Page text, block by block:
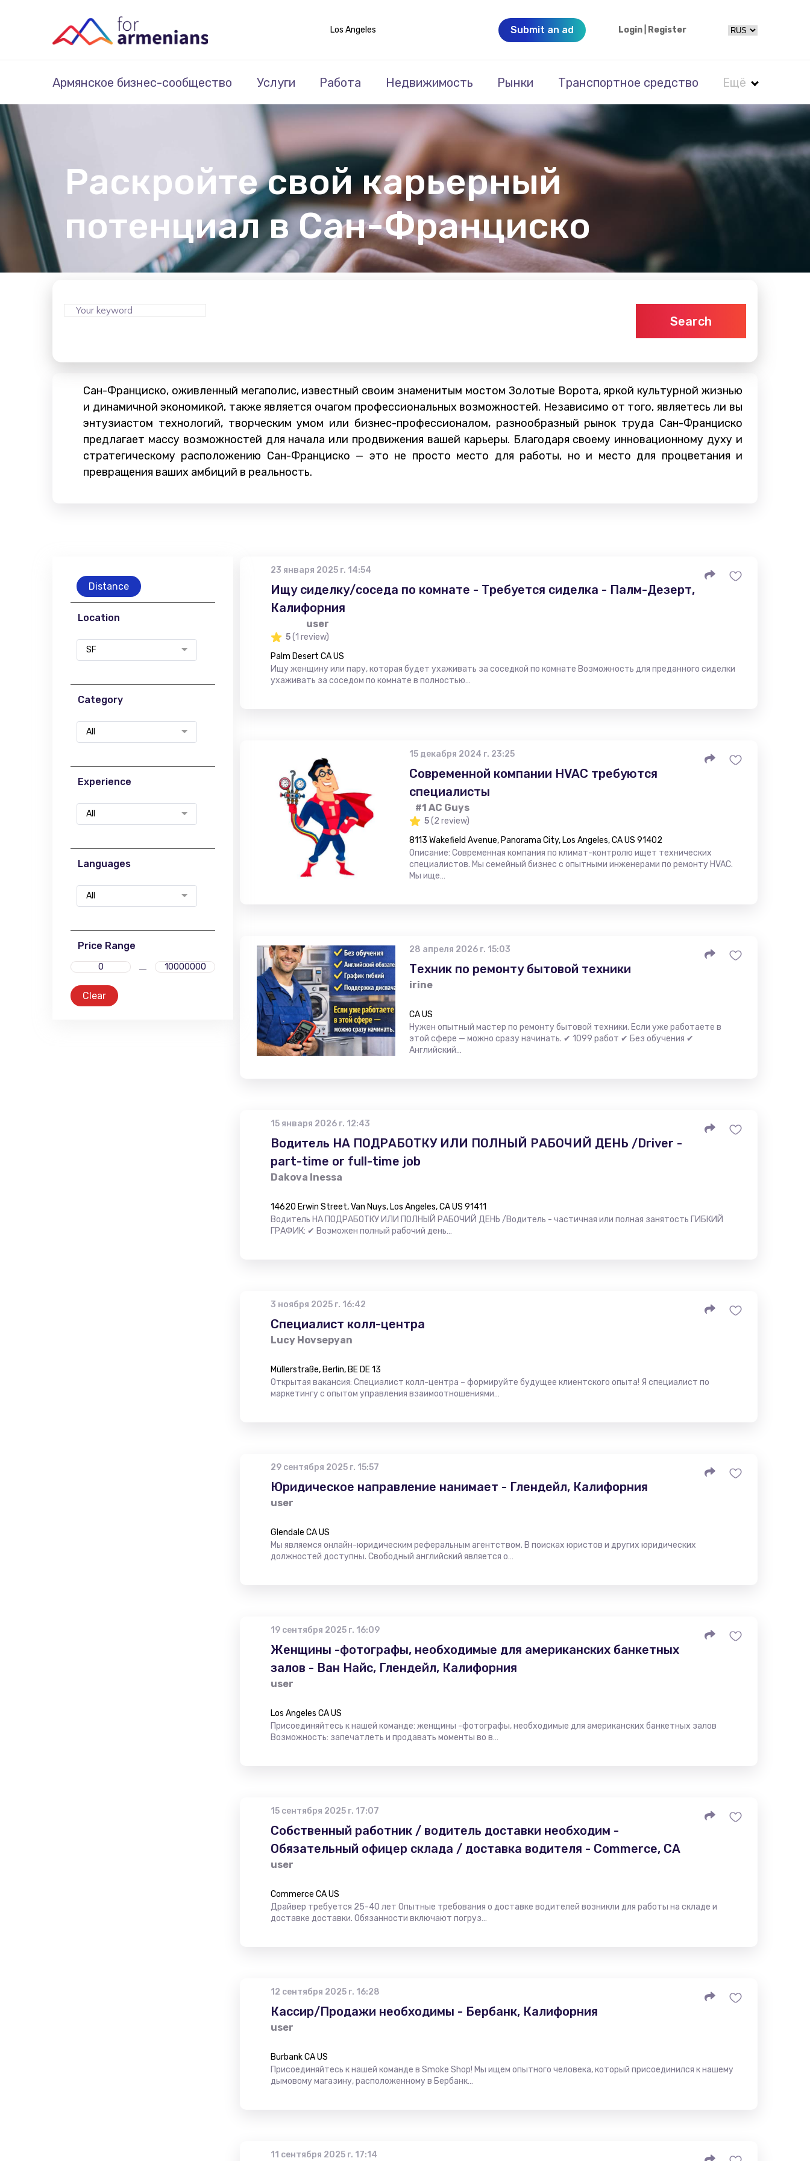
Los Angeles Submit an ad Login Register
Армянское бизнес-сообщество Услуги Работа Недвижимость Рынки Транспортное средство Ещё
Раскройте свой карьерный
потенциал в Сан-Франциско
Search
Сан-Франциско, оживленный мегаполис, известный своим знаменитым мостом Золотые Ворота, яркой культурной жизнью
и динамичной экономикой, также является очагом профессиональных возможностей. Независимо от того, являетесь ли вы
энтузиастом технологий, творческим умом или бизнес-профессионалом, разнообразный рынок труда Сан-Франциско
предлагает массу возможностей для начала или продвижения вашей карьеры. Благодаря своему инновационному духу и
стратегическому расположению Сан-Франциско — это не просто место для работы, но и место для процветания и
превращения ваших амбиций в реальность.
Distance
Location
SF
Category
All
Experience
All
Languages
All
Price Range
Clear
23 января 2025 г. 14:54
Ищу сиделку/соседа по комнате - Требуется сиделка - Палм-Дезерт,
Калифорния
user
5(1 review)
Palm Desert CA US
Ищу женщину или пару, которая будет ухаживать за соседкой по комнате Возможность для преданного сиделки
ухаживать за соседом по комнате в полностью…
15 декабря 2024 г. 23:25
Современной компании HVAC требуются
специалисты
#1 AC Guys
5(2 review)
8113 Wakefield Avenue, Panorama City, Los Angeles, CA US 91402
Описание: Современная компания по климат-контролю ищет технических
специалистов. Мы семейный бизнес с опытными инженерами по ремонту HVAC.
Мы ище…
28 апреля 2026 г. 15:03
Техник по ремонту бытовой техники
irine
CA US
Нужен опытный мастер по ремонту бытовой техники. Если уже работаете в
этой сфере — можно сразу начинать. ✔ 1099 работ ✔ Без обучения ✔
Английский…
15 января 2026 г. 12:43
Водитель НА ПОДРАБОТКУ ИЛИ ПОЛНЫЙ РАБОЧИЙ ДЕНЬ /Driver -
part-time or full-time job
Dakova Inessa
14620 Erwin Street, Van Nuys, Los Angeles, CA US 91411
Водитель НА ПОДРАБОТКУ ИЛИ ПОЛНЫЙ РАБОЧИЙ ДЕНЬ /Водитель - частичная или полная занятость ГИБКИЙ
ГРАФИК: ✔ Возможен полный рабочий день…
3 ноября 2025 г. 16:42
Специалист колл-центра
Lucy Hovsepyan
Müllerstraße, Berlin, BE DE 13
Открытая вакансия: Специалист колл-центра – формируйте будущее клиентского опыта! Я специалист по
маркетингу с опытом управления взаимоотношениями…
29 сентября 2025 г. 15:57
Юридическое направление нанимает - Глендейл, Калифорния
user
Glendale CA US
Мы являемся онлайн-юридическим реферальным агентством. В поисках юристов и других юридических
должностей доступны. Свободный английский является о…
19 сентября 2025 г. 16:09
Женщины -фотографы, необходимые для американских банкетных
залов - Ван Найс, Глендейл, Калифорния
user
Los Angeles CA US
Присоединяйтесь к нашей команде: женщины -фотографы, необходимые для американских банкетных залов
Возможность: запечатлеть и продавать моменты во в…
15 сентября 2025 г. 17:07
Собственный работник / водитель доставки необходим -
Обязательный офицер склада / доставка водителя - Commerce, CA
user
Commerce CA US
Драйвер требуется 25-40 лет Опытные требования о доставке водителей возникли для работы на складе и
доставке доставки. Обязанности включают погруз…
12 сентября 2025 г. 16:28
Кассир/Продажи необходимы - Бербанк, Калифорния
user
Burbank CA US
Присоединяйтесь к нашей команде в Smoke Shop! Мы ищем опытного человека, который присоединился к нашему
дымовому магазину, расположенному в Бербанк…
11 сентября 2025 г. 17:14